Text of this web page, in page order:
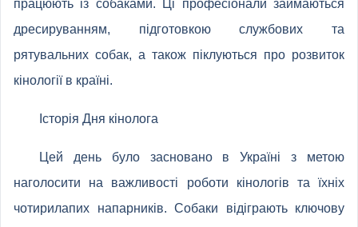
працюють із собаками. Ці професіонали займаються
дресируванням, підготовкою службових та
рятувальних собак, а також піклуються про розвиток
кінології в країні.
Історія Дня кінолога
Цей день було засновано в Україні з метою
наголосити на важливості роботи кінологів та їхніх
чотирилапих напарників. Собаки відіграють ключову